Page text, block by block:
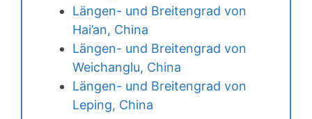
Längen- und Breitengrad von
Hai’an, China
Längen- und Breitengrad von
Weichanglu, China
Längen- und Breitengrad von
Leping, China